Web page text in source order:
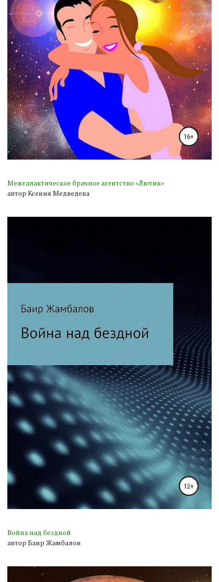
Межгалактическое брачное агентство «Лютик»
автор Ксения Медведева
Война над бездной
автор Баир Жамбалов